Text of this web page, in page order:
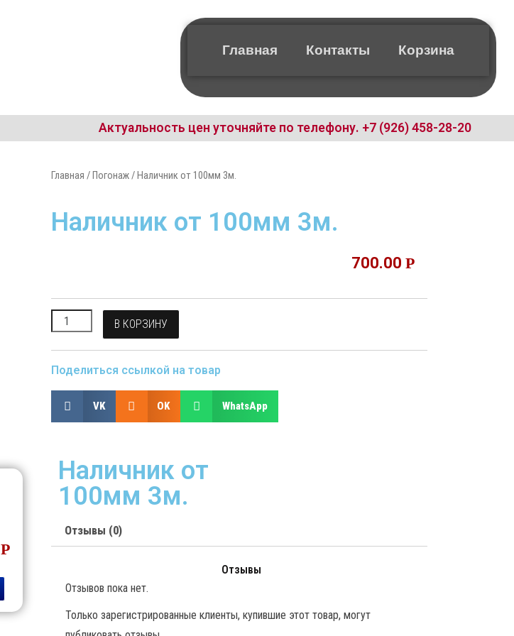
Главная Контакты Корзина
Актуальность цен уточняйте по телефону. +7 (926) 458-28-20
Главная /Погонаж/ Наличник от 100мм 3м.
Наличник от 100мм 3м.
700.00 Р
В КОРЗИНУ
Поделиться ссылкой на товар
VK OK WhatsApp
Р
Наличник от
100мм 3м.
Отзывы (0)
Отзывы
Отзывов пока нет.
Только зарегистрированные клиенты, купившие этот товар, могут